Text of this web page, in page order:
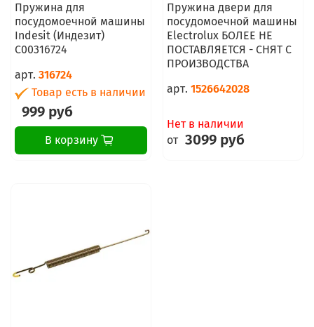
Пружина для
посудомоечной машины
Indesit (Индезит)
C00316724
арт. 316724
Товар есть в наличии
999 руб
В корзину
Пружина двери для
посудомоечной машины
Electrolux БОЛЕЕ НЕ
ПОСТАВЛЯЕТСЯ - СНЯТ С
ПРОИЗВОДСТВА
арт. 1526642028
Нет в наличии
от 3099 руб